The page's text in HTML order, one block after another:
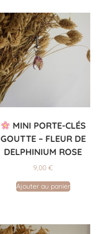
MINI PORTE-CLÉS
GOUTTE – FLEUR DE
DELPHINIUM ROSE
9,00 €
Ajouter au panier